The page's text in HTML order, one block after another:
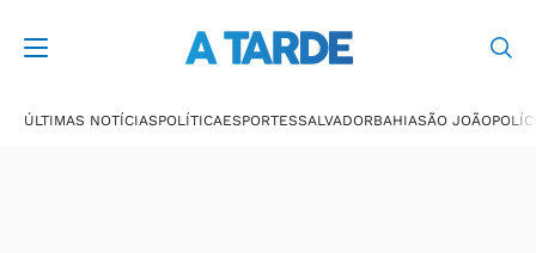
ÚLTIMAS NOTÍCIASPOLÍTICAESPORTESSALVADORBAHIASÃO JOÃO